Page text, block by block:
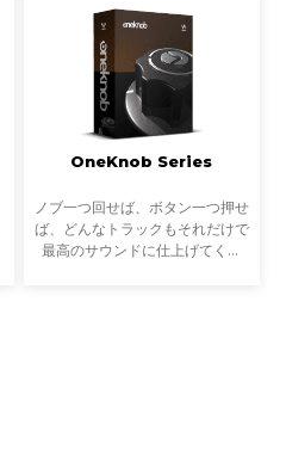
OneKnob Series
ノブ一つ回せば、ボタン一つ押せ
ば、どんなトラックもそれだけで
最高のサウンドに仕上げてくれ